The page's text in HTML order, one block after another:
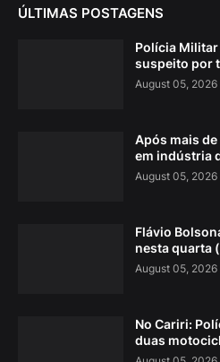
ÚLTIMAS POSTAGENS
Polícia
suspeito por
August 05, 2026
Após mais
em indústria
August 05, 2026
Flávio
nesta quarta
August 05, 2026
No Cariri:
duas